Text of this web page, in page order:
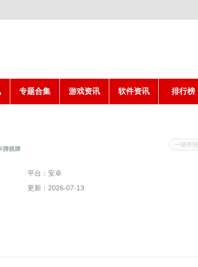
专题合集 游戏资讯 软件资讯 排行榜
一键举报
牌棋牌
平台：安卓
更新：2026-07-13